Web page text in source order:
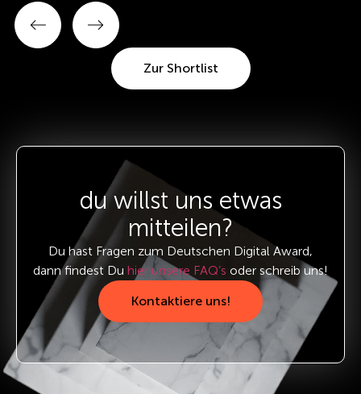
Zur Shortlist
du willst uns etwas
mitteilen?
Du hast Fragen zum Deutschen Digital Award,
dann findest Du hier unsere FAQ’s oder schreib uns!
Kontaktiere uns!